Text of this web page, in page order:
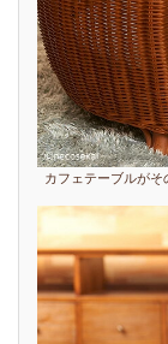
カフェテーブルが